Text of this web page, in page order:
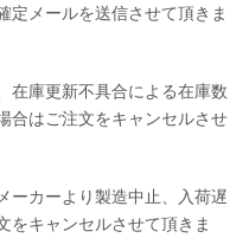
定メールを送信させて頂きま
在庫更新不具合による在庫数
合はご注文をキャンセルさせ
ーカーより製造中止、入荷遅
をキャンセルさせて頂きま